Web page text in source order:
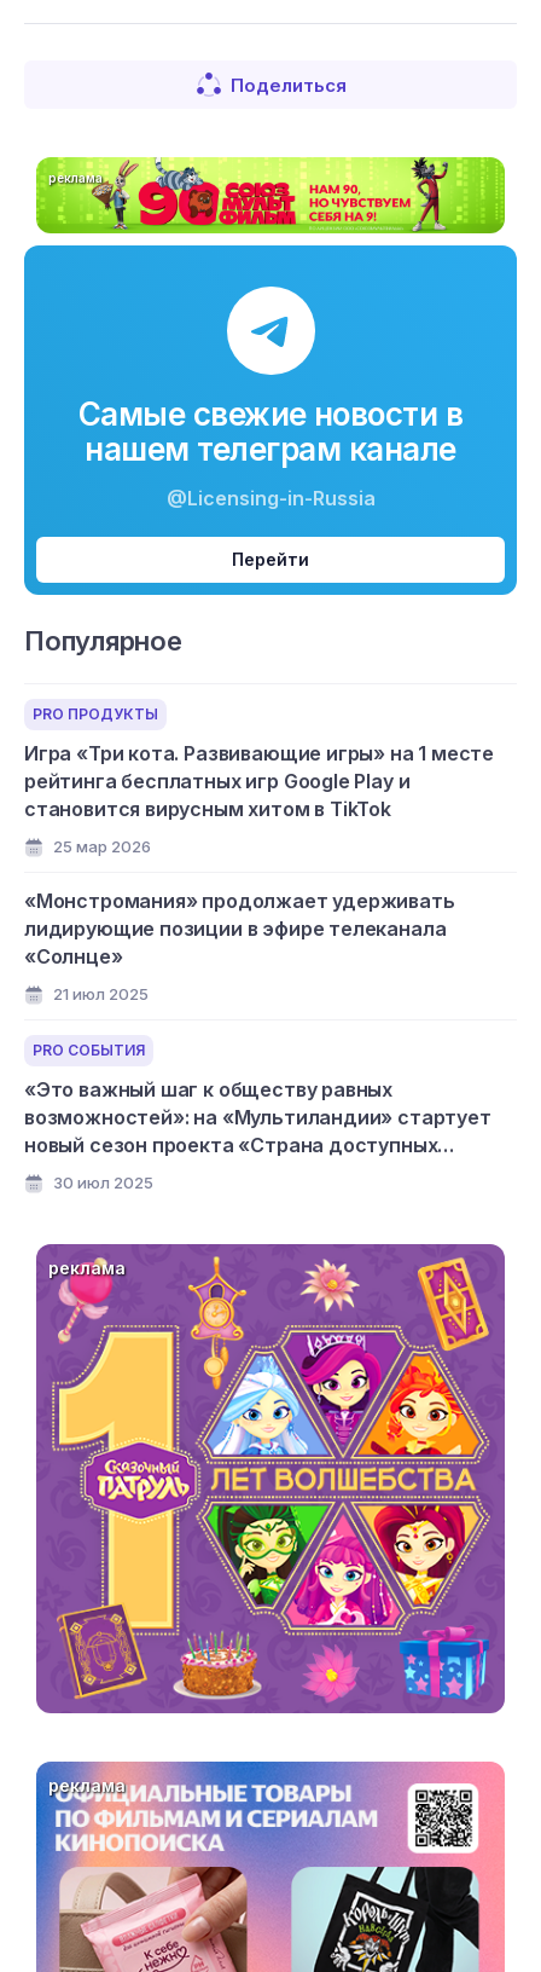
Поделиться
реклама
Самые свежие новости в
нашем телеграм канале
@Licensing-in-Russia
Перейти
Популярное
PRO ПРОДУКТЫ
Игра «Три кота. Развивающие игры» на 1 месте
рейтинга бесплатных игр Google Play и
становится вирусным хитом в TikTok
25 мар 2026
«Монстромания» продолжает удерживать
лидирующие позиции в эфире телеканала
«Солнце»
21 июл 2025
PRO СОБЫТИЯ
«Это важный шаг к обществу равных
возможностей»: на «Мультиландии» стартует
новый сезон проекта «Страна доступных
мультфильмов»
30 июл 2025
реклама
реклама